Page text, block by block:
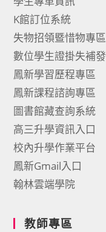
K館訂位系統
失物招領暨惜物專區
數位學生證掛失補發
鳳新學習歷程專區
鳳新課程諮詢專區
圖書館藏查詢系統
高三升學資訊入口
校內升學作業平台
鳳新Gmail入口
翰林雲端學院
教師專區